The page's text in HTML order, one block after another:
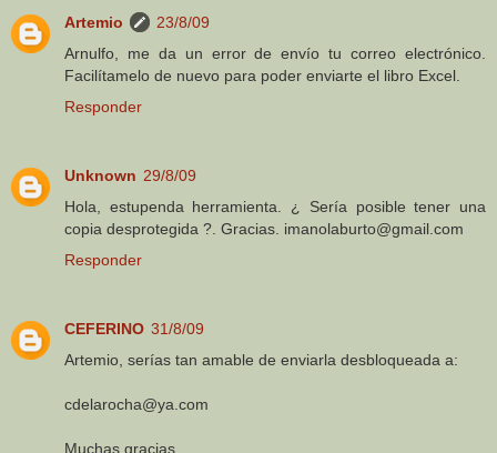
Artemio
23/8/09
Arnulfo, me da un error de envío tu correo electrónico.
Facilítamelo de nuevo para poder enviarte el libro Excel.
Responder
Unknown 29/8/09
Hola, estupenda herramienta. ¿ Sería posible tener una
copia desprotegida ?. Gracias. imanolaburto@gmail.com
Responder
CEFERINO 31/8/09
Artemio, serías tan amable de enviarla desbloqueada a:
cdelarocha@ya.com
Muchas gracias